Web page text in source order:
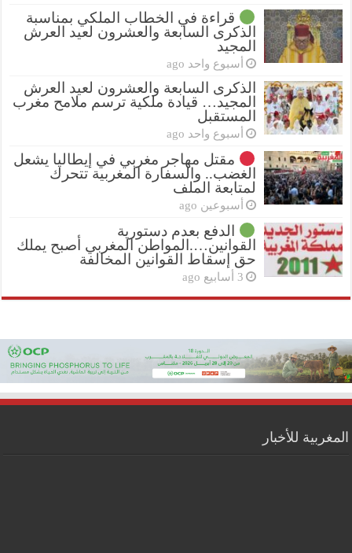
قراءة في الخطاب الملكي بمناسبة
الذكرى السابعة والعشرون لعيد العرش
المجيد
أسبوع واحد ago
الذكرى السابعة والعشرون لعيد العرش
المجيد… قيادة ملكية ترسم ملامح مغرب
المستقبل
أسبوع واحد ago
مقتل مهاجر مغربي في إيطاليا يشعل
الغضب.. والسفارة المغربية تتحرك
لمتابعة الملف
أسبوعين ago
الدفع بعدم دستورية
القوانين….المواطن المغربي أصبح يملك
حق إسقاط القوانين المخالفة
3 أسابيع ago
المغربية للأخبار